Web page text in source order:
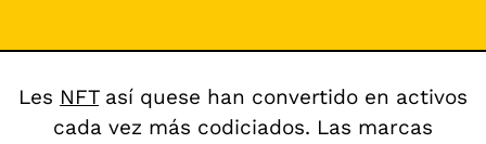
Les NFTasí quese han convertido en activos
cada vez más codiciados. Las marcas